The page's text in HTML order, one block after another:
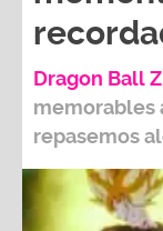
Dragon Ball Z
memorables
repasemos